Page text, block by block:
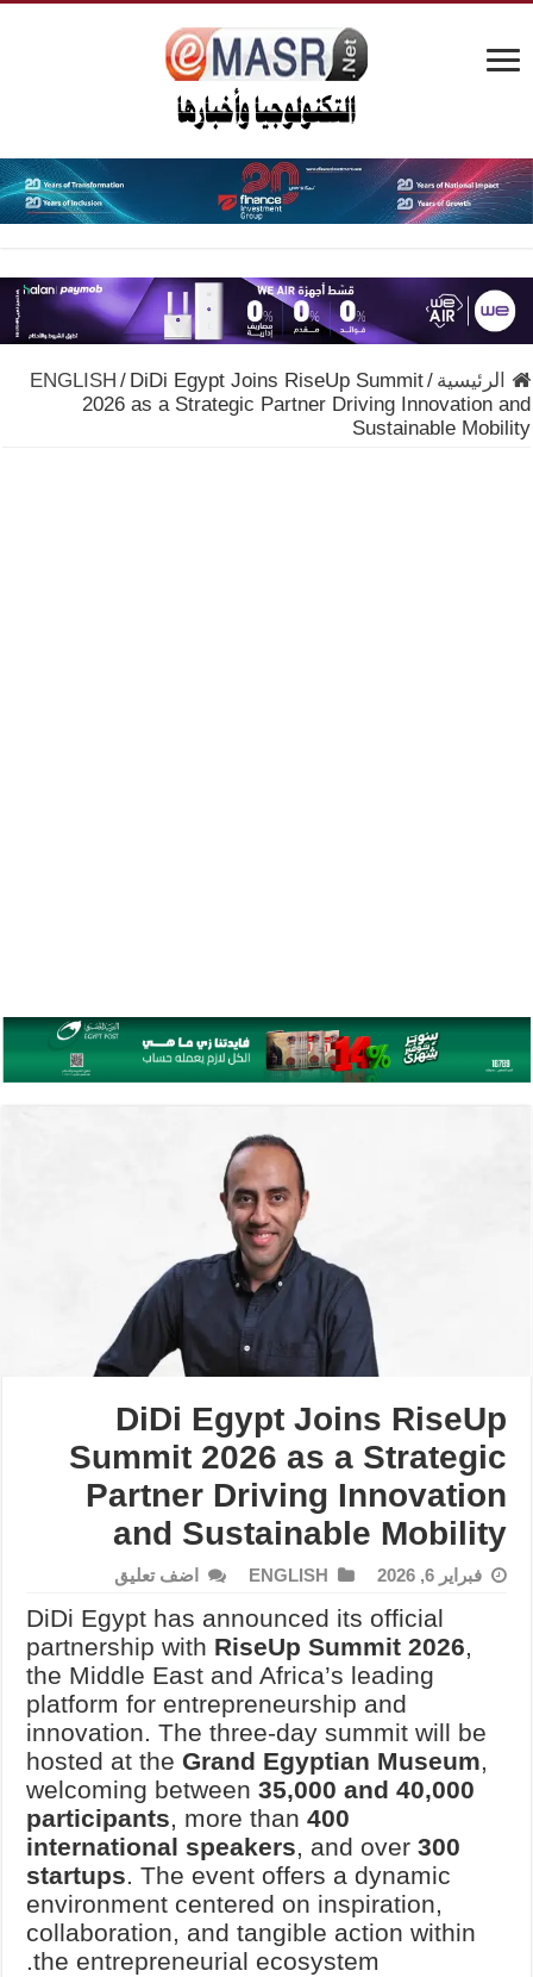
الرئيسية /
ENGLISH / DiDi Egypt Joins RiseUp Summit
2026 as a Strategic Partner Driving Innovation and
Sustainable Mobility
DiDi Egypt Joins RiseUp
Summit 2026 as a Strategic
Partner Driving Innovation
and Sustainable Mobility
فبراير 6, 2026 ENGLISH اضف تعليق
DiDi Egypt has announced its official
partnership withRiseUp Summit 2026,
the Middle East and Africa’s leading
platform for entrepreneurship and
innovation. The three-day summit will be
hosted at theGrand Egyptian Museum,
welcoming between35,000 and 40,000
participants, more than400
international speakers, and over300
startups. The event offers a dynamic
environment centered on inspiration,
collaboration, and tangible action within
the entrepreneurial ecosystem.